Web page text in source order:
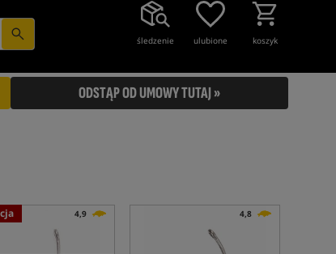
śledzenie ulubione koszyk
ODSTĄP OD UMOWY TUTAJ »
4,9 4,8